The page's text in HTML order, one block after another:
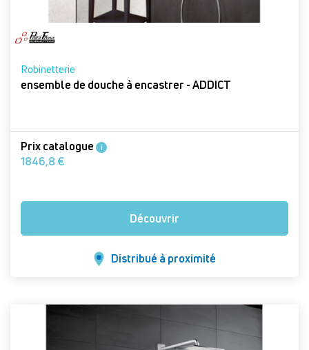
Robinetterie
ensemble de douche à encastrer - ADDICT
Prix catalogue i
1846,8 €
Découvrir
Distribué à proximité